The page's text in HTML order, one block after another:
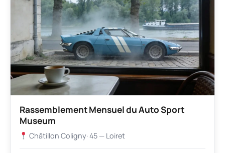
Rassemblement Mensuel du Auto Sport
Museum
Châtillon Coligny· 45 — Loiret